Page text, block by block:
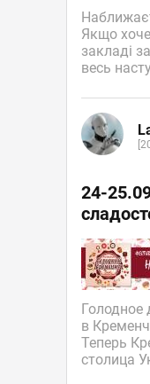
Якщо
закладі
весь
24-
Голодное
в
Теперь
столица